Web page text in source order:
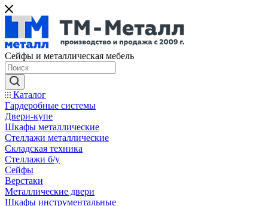
Сейфы и металлическая мебель
Каталог
Гардеробные системы
Двери-купе
Шкафы металлические
Стеллажи металлические
Складская техника
Стеллажи б/у
Сейфы
Верстаки
Металлические двери
Шкафы инструментальные